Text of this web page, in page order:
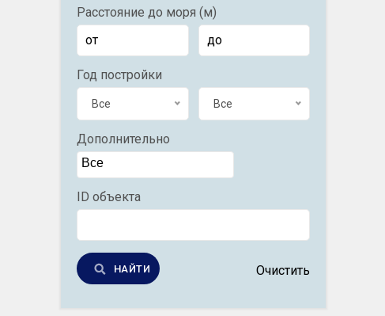
Расстояние до моря (м)
Год постройки
Все Все
Дополнительно
ID объекта
НАЙТИ Очистить